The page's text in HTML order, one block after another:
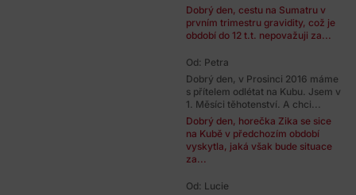
Dobrý den, cestu na Sumatru v
prvním trimestru gravidity, což je
období do 12 t.t. nepovažuji za...
Od: Petra
Dobrý den, v Prosinci 2016 máme
s přítelem odlétat na Kubu. Jsem v
1. Měsíci těhotenství. A chci...
Dobrý den, horečka Zika se sice
na Kubě v předchozím období
vyskytla, jaká však bude situace
za...
Od: Lucie